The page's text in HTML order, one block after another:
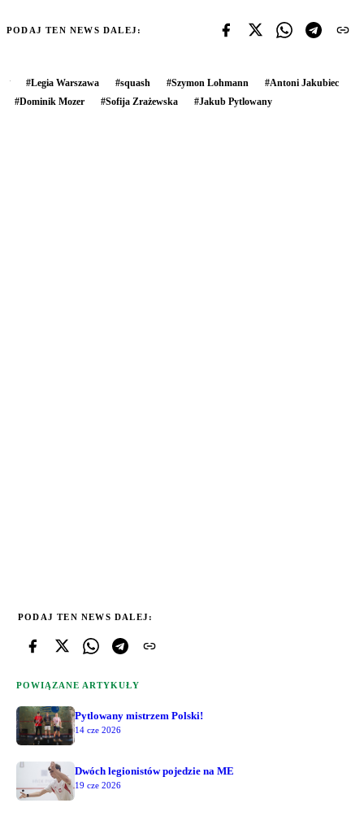
PODAJ TEN NEWS DALEJ:
#Legia Warszawa #squash #Szymon Lohmann #Antoni Jakubiec
#Dominik Mozer #Sofija Zrażewska #Jakub Pytlowany
PODAJ TEN NEWS DALEJ:
POWIĄZANE ARTYKUŁY
Pytlowany mistrzem Polski!
14 cze 2026
Dwóch legionistów pojedzie na ME
19 cze 2026